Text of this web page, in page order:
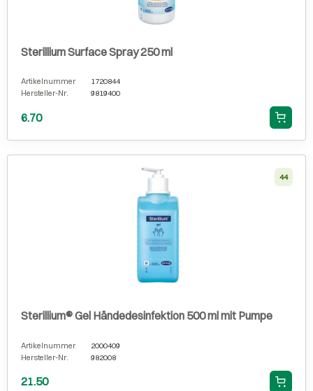
Sterillium Surface Spray 250 ml
Artikelnummer
1720844
Hersteller-Nr.
9819400
6.70
44
Sterillium® Gel Händedesinfektion 500 ml mit Pumpe
Artikelnummer
2000409
Hersteller-Nr.
982008
21.50